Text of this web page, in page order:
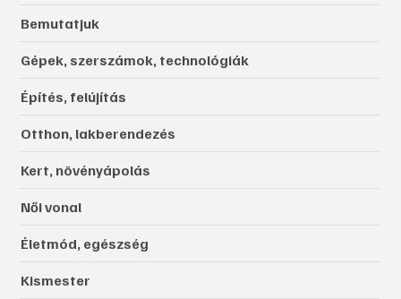
Bemutatjuk
Gépek, szerszámok, technológiák
Építés, felújítás
Otthon, lakberendezés
Kert, növényápolás
Női vonal
Életmód, egészség
Kismester